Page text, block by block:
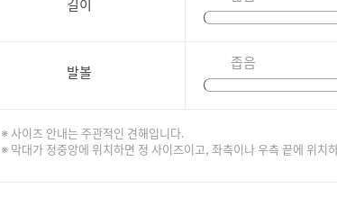
길이
발볼 좁음
※ 사이즈 안내는 주관적인 견해입니다.
※ 막대가 정중앙에 위치하면 정 사이즈이고, 좌측이나 우측 끝에 위치